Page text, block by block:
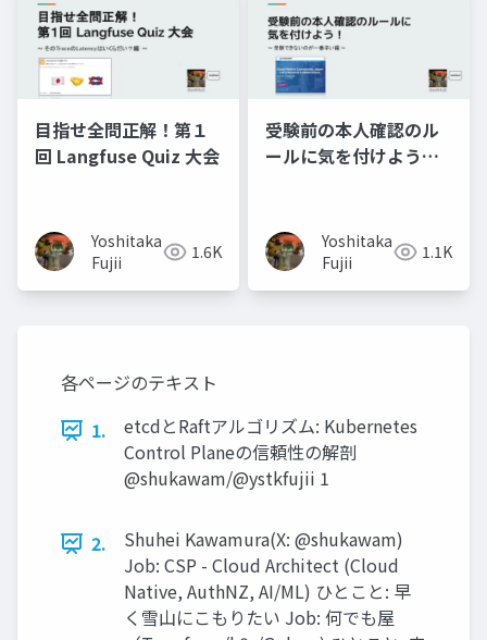
目指せ全問正解！第１
回 Langfuse Quiz 大会
Yoshitaka
Fujii
1.6K
受験前の本人確認のル
ールに気を付けよう！~
Yoshitaka
Fujii
1.1K
各ページのテキスト
1.
etcdとRaftアルゴリズム: Kubernetes
Control Planeの信頼性の解剖
@shukawam/@ystkfujii 1
2.
Shuhei Kawamura(X: @shukawam)
Job: CSP - Cloud Architect (Cloud
Native, AuthNZ, AI/ML) ひとこと: 早
く雪山にこもりたい Job: 何でも屋